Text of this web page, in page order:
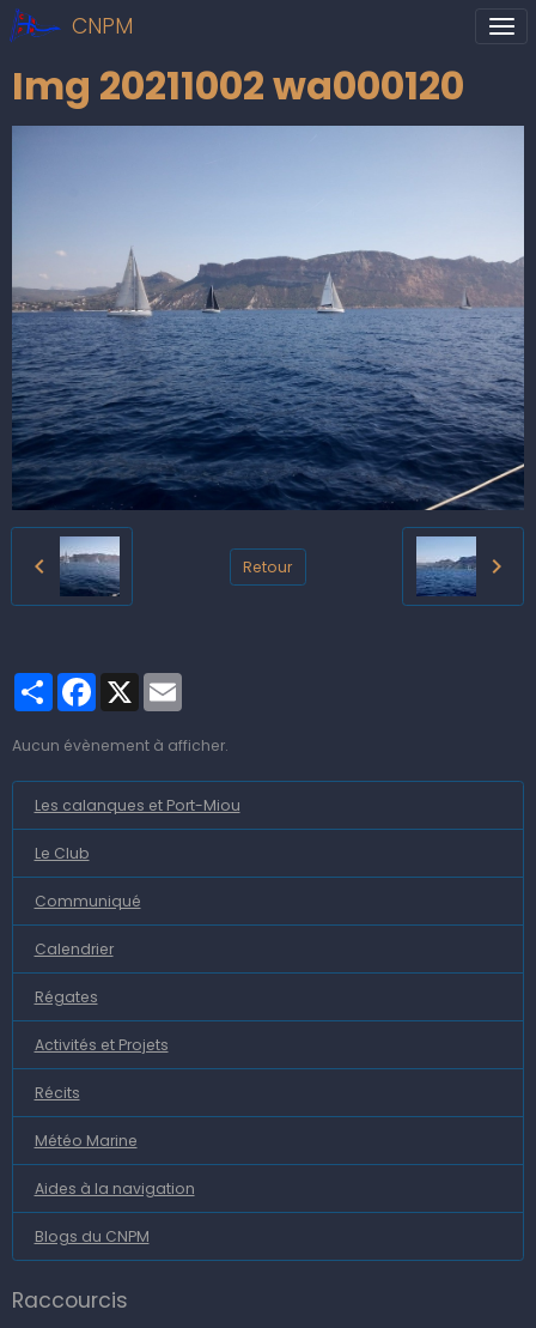
CNPM
Img 20211002 wa000120
Retour
PartagerFacebook
X
Aucun évènement à afficher.
Les calanques et Port-Miou
Le Club
Communiqué
Calendrier
Régates
Activités et Projets
Récits
Météo Marine
Aides à la navigation
Blogs du CNPM
Raccourcis